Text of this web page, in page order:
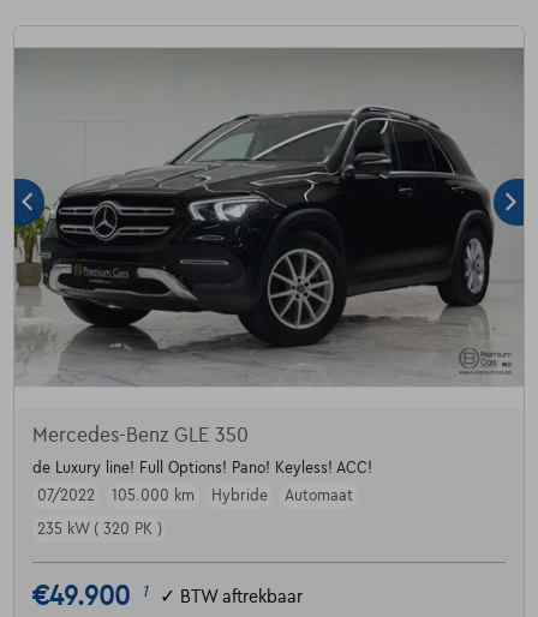
Mercedes-Benz GLE 350
de Luxury line! Full Options! Pano! Keyless! ACC!
07/2022
105.000 km Hybride
Automaat
235 kW ( 320 PK )
€49.900 1 ✓ BTW aftrekbaar